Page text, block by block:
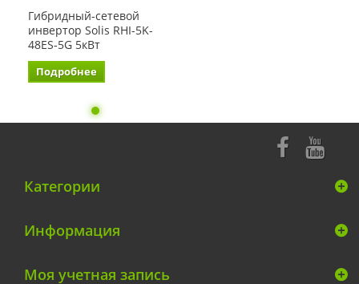
Гибридный-сетевой
инвертор Solis RHI-5K-
48ES-5G 5кВт
Подробнее
Категории
Информация
Моя учетная запись